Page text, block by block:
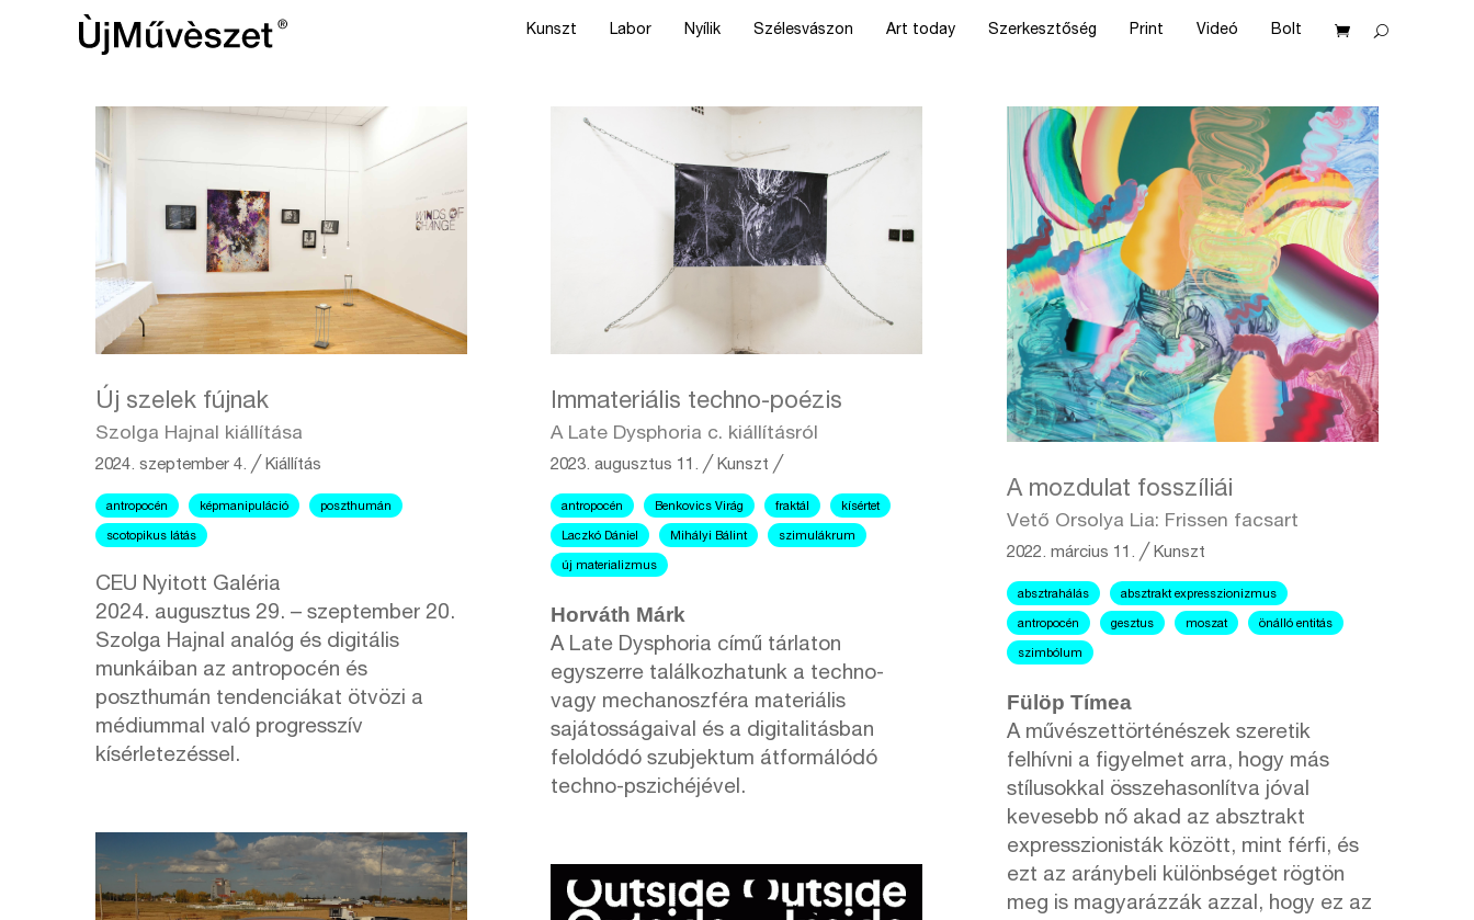
Kunszt Labor Nyílik Szélesvászon Art today Szerkesztőség Print Videó Bolt
Új szelek fújnak
Szolga Hajnal kiállítása
2024. szeptember 4. ╱ Kiállítás
antropocén képmanipuláció poszthumán
scotopikus látás
CEU Nyitott Galéria
2024. augusztus 29. – szeptember 20.
Szolga Hajnal analóg és digitális
munkáiban az antropocén és
poszthumán tendenciákat ötvözi a
médiummal való progresszív
kísérletezéssel.
Immateriális techno-poézis
A Late Dysphoria c. kiállításról
2023. augusztus 11. ╱ Kunszt ╱
antropocén Benkovics Virág fraktál kísértet
Laczkó Dániel Mihályi Bálint szimulákrum
új materializmus
Horváth Márk
A Late Dysphoria című tárlaton
egyszerre találkozhatunk a techno-
vagy mechanoszféra materiális
sajátosságaival és a digitalitásban
feloldódó szubjektum átformálódó
techno-pszichéjével.
A mozdulat fosszíliái
Vető Orsolya Lia: Frissen facsart
2022. március 11. ╱ Kunszt
absztrahálás absztrakt expresszionizmus
antropocén gesztus moszat önálló entitás
szimbólum
Fülöp Tímea
A művészettörténészek szeretik
felhívni a figyelmet arra, hogy más
stílusokkal összehasonlítva jóval
kevesebb nő akad az absztrakt
expresszionisták között, mint férfi, és
ezt az aránybeli különbséget rögtön
meg is magyarázzák azzal, hogy ez az